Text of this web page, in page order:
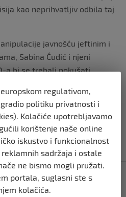
kao neprihvatljiv odbila taj
javnošću jeftinim i
Sabina Ćudić i njeni
a bi se trebali pokušati
oko raspodjele
jača odnose
regulativom,
politiku privatnosti i
Kolačiće upotrebljavamo
korištenje naše online
iskustvo i funkcionalnost
sadržaja i ostale
ne bismo mogli pružati.
portala, suglasni ste s
kolačića.